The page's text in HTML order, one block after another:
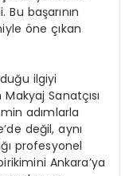
başarının
öne çıkan
ilgiyi
Sanatçısı
adımlarla
değil, aynı
profesyonel
Ankara’ya